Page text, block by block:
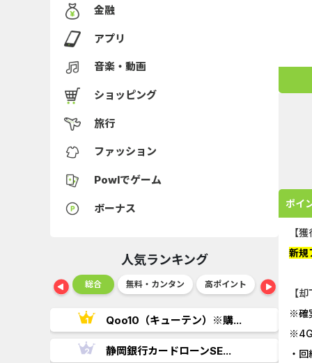
金融
アプリ
音楽・動画
ショッピング
旅行
ファッション
Powlでゲーム
ボーナス
人気ランキング
ショッピング 総合 無料・カンタン 高ポイント ゲーム
Qoo10（キューテン）※購...
静岡銀行カードローンSE...
ポイ
【
新規
【
※確
・